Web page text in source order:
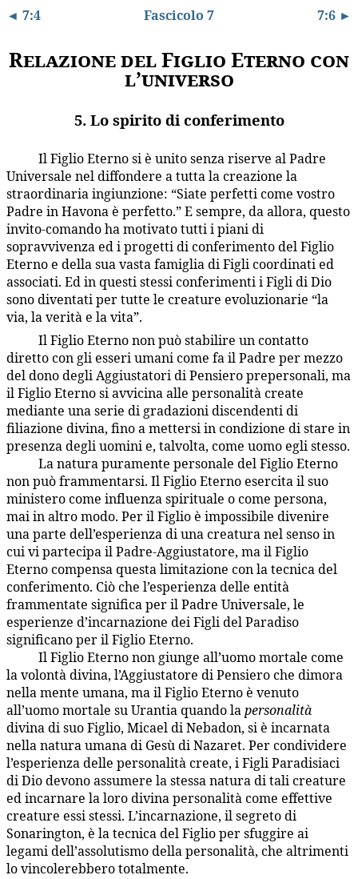
◄ 7:4 Fascicolo 7 7:6 ►
Relazione del Figlio Eterno con
l’universo
5. Lo spirito di conferimento
Il Figlio Eterno si è unito senza riserve al Padre
Universale nel diffondere a tutta la creazione la
straordinaria ingiunzione: “Siate perfetti come vostro
Padre in Havona è perfetto.” E sempre, da allora, questo
invito-comando ha motivato tutti i piani di
sopravvivenza ed i progetti di conferimento del Figlio
Eterno e della sua vasta famiglia di Figli coordinati ed
associati. Ed in questi stessi conferimenti i Figli di Dio
sono diventati per tutte le creature evoluzionarie “la
via, la verità e la vita”.
Il Figlio Eterno non può stabilire un contatto
diretto con gli esseri umani come fa il Padre per mezzo
del dono degli Aggiustatori di Pensiero prepersonali, ma
il Figlio Eterno si avvicina alle personalità create
mediante una serie di gradazioni discendenti di
filiazione divina, fino a mettersi in condizione di stare in
presenza degli uomini e, talvolta, come uomo egli stesso.
La natura puramente personale del Figlio Eterno
non può frammentarsi. Il Figlio Eterno esercita il suo
ministero come influenza spirituale o come persona,
mai in altro modo. Per il Figlio è impossibile divenire
una parte dell’esperienza di una creatura nel senso in
cui vi partecipa il Padre-Aggiustatore, ma il Figlio
Eterno compensa questa limitazione con la tecnica del
conferimento. Ciò che l’esperienza delle entità
frammentate significa per il Padre Universale, le
esperienze d’incarnazione dei Figli del Paradiso
significano per il Figlio Eterno.
Il Figlio Eterno non giunge all’uomo mortale come
la volontà divina, l’Aggiustatore di Pensiero che dimora
nella mente umana, ma il Figlio Eterno è venuto
all’uomo mortale su Urantia quando lapersonalità
divina di suo Figlio, Micael di Nebadon, si è incarnata
nella natura umana di Gesù di Nazaret. Per condividere
l’esperienza delle personalità create, i Figli Paradisiaci
di Dio devono assumere la stessa natura di tali creature
ed incarnare la loro divina personalità come effettive
creature essi stessi. L’incarnazione, il segreto di
Sonarington, è la tecnica del Figlio per sfuggire ai
legami dell’assolutismo della personalità, che altrimenti
lo vincolerebbero totalmente.